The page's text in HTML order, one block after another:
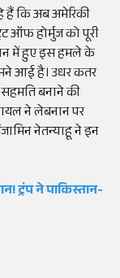
कि अब अमेरिकी
ऑफ होर्मुज को पूरी
में हुए इस हमले के
आई है। उधर कतर
बनाने की
ने लेबनान पर
नेतन्याहू ने इन
ट्रंप ने पाकिस्तान-